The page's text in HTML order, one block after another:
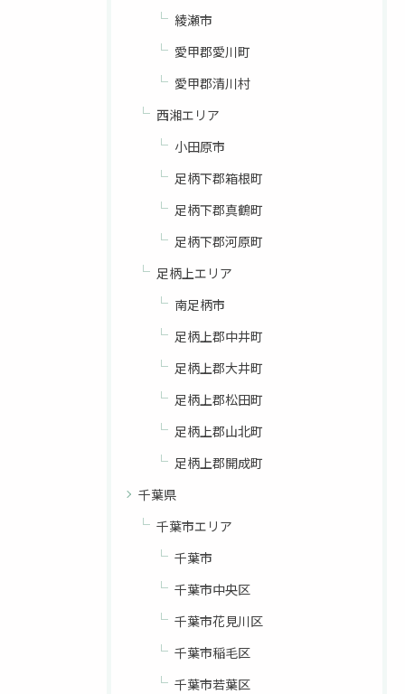
綾瀬市
愛甲郡愛川町
愛甲郡清川村
西湘エリア
小田原市
足柄下郡箱根町
足柄下郡真鶴町
足柄下郡河原町
足柄上エリア
南足柄市
足柄上郡中井町
足柄上郡大井町
足柄上郡松田町
足柄上郡山北町
足柄上郡開成町
千葉県
千葉市エリア
千葉市
千葉市中央区
千葉市花見川区
千葉市稲毛区
千葉市若葉区